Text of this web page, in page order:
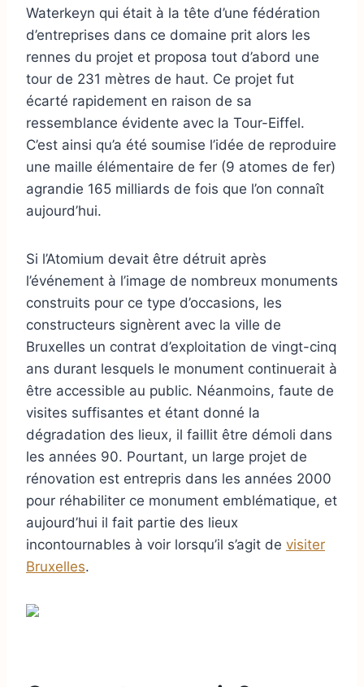
Waterkeyn qui était à la tête d’une fédération
d’entreprises dans ce domaine prit alors les
rennes du projet et proposa tout d’abord une
tour de 231 mètres de haut. Ce projet fut
écarté rapidement en raison de sa
ressemblance évidente avec la Tour-Eiffel.
C’est ainsi qu’a été soumise l’idée de reproduire
une maille élémentaire de fer (9 atomes de fer)
agrandie 165 milliards de fois que l’on connaît
aujourd’hui.
Si l’Atomium devait être détruit après
l’événement à l’image de nombreux monuments
construits pour ce type d’occasions, les
constructeurs signèrent avec la ville de
Bruxelles un contrat d’exploitation de vingt-cinq
ans durant lesquels le monument continuerait à
être accessible au public. Néanmoins, faute de
visites suffisantes et étant donné la
dégradation des lieux, il faillit être démoli dans
les années 90. Pourtant, un large projet de
rénovation est entrepris dans les années 2000
pour réhabiliter ce monument emblématique, et
aujourd’hui il fait partie des lieux
incontournables à voir lorsqu’il s’agit de visiter
Bruxelles.